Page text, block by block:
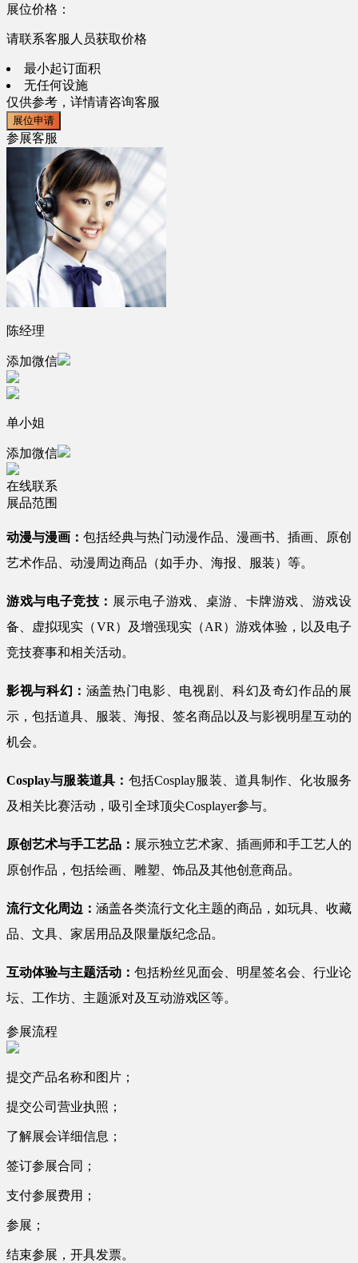
展位价格：
请联系客服人员获取价格
最小起订面积
无任何设施
仅供参考，详情请咨询客服
展位申请
参展客服
陈经理
添加微信
单小姐
添加微信
在线联系
展品范围
动漫与漫画： 包括经典与热门动漫作品、漫画书、插画、原创
艺术作品、动漫周边商品（如手办、海报、服装）等。
游戏与电子竞技： 展示电子游戏、桌游、卡牌游戏、游戏设
备、虚拟现实（VR）及增强现实（AR）游戏体验，以及电子
竞技赛事和相关活动。
影视与科幻： 涵盖热门电影、电视剧、科幻及奇幻作品的展
示，包括道具、服装、海报、签名商品以及与影视明星互动的
机会。
Cosplay与服装道具： 包括Cosplay服装、道具制作、化妆服务
及相关比赛活动，吸引全球顶尖Cosplayer参与。
原创艺术与手工艺品： 展示独立艺术家、插画师和手工艺人的
原创作品，包括绘画、雕塑、饰品及其他创意商品。
流行文化周边： 涵盖各类流行文化主题的商品，如玩具、收藏
品、文具、家居用品及限量版纪念品。
互动体验与主题活动： 包括粉丝见面会、明星签名会、行业论
坛、工作坊、主题派对及互动游戏区等。
参展流程
提交产品名称和图片；
提交公司营业执照；
了解展会详细信息；
签订参展合同；
支付参展费用；
参展；
结束参展，开具发票。